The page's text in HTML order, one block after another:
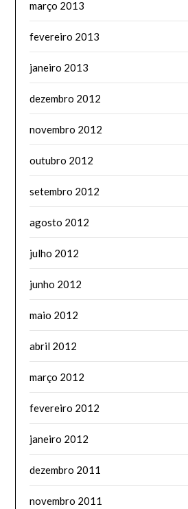
março 2013
fevereiro 2013
janeiro 2013
dezembro 2012
novembro 2012
outubro 2012
setembro 2012
agosto 2012
julho 2012
junho 2012
maio 2012
abril 2012
março 2012
fevereiro 2012
janeiro 2012
dezembro 2011
novembro 2011